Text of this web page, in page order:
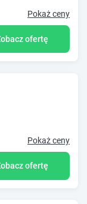
Pokaż ceny
ofertę
zgiełku
Pokaż ceny
ofertę